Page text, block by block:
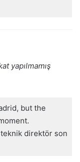
yapılmamış
but the
teknik direktör son